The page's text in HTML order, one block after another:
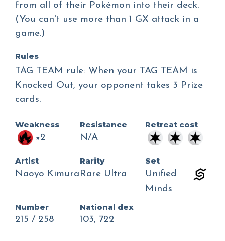
from all of their Pokémon into their deck.
(You can't use more than 1 GX attack in a
game.)
Rules
TAG TEAM rule: When your TAG TEAM is
Knocked Out, your opponent takes 3 Prize
cards.
Weakness
×2
Resistance
N/A
Retreat cost
Artist
Naoyo Kimura
Rarity
Rare Ultra
Set
Unified
Minds
Number
215 / 258
National dex
103, 722